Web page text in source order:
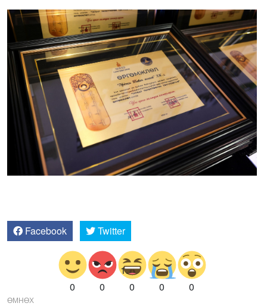
Facebook Twitter
0 0 0 0 0
ӨМНӨХ